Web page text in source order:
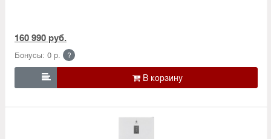
160 990 руб.
Бонусы: 0 р. ?
